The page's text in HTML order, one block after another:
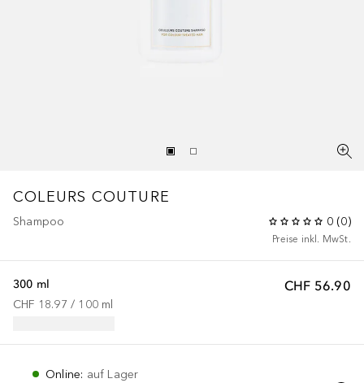
COLEURS COUTURE
Shampoo 0 (0)
Preise inkl. MwSt.
CHF 56.90
300 ml
CHF 18.97 / 100 ml
Online: auf Lager